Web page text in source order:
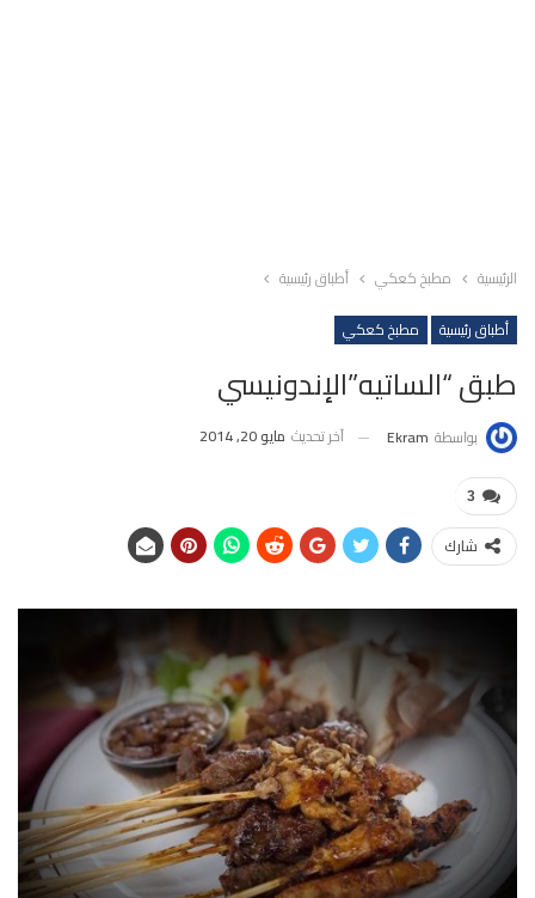
الرئيسية مطبخ كعكي
أطباق رئيسية
أطباق رئيسية
مطبخ كعكي
طبق “الساتيه”الإندونيسي
بواسطة Ekram آخر تحديث مايو 20, 2014
3
شارك